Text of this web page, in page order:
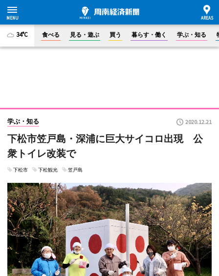
34°C 食べる 見る・遊ぶ 買う 暮らす・働く 学ぶ・知る
学ぶ・知る 2020.12.21
下松市笠戸島・深浦に巨大サイコロ出現 公
衆トイレ改装で
下松市 下松観光 笠戸島